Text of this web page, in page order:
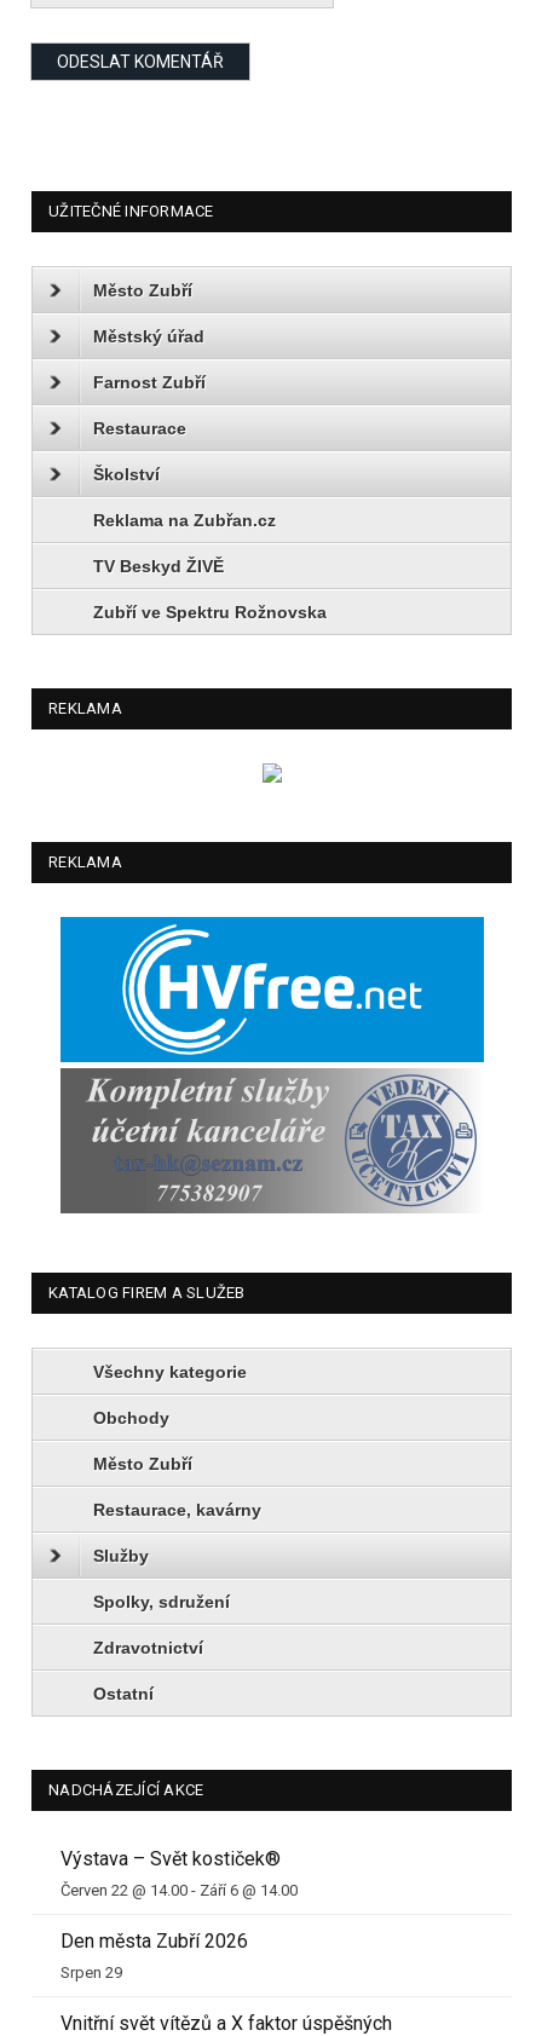
UŽITEČNÉ INFORMACE
Město Zubří
Městský úřad
Farnost Zubří
Restaurace
Školství
Reklama na Zubřan.cz
TV Beskyd ŽIVĚ
Zubří ve Spektru Rožnovska
REKLAMA
REKLAMA
KATALOG FIREM A SLUŽEB
Všechny kategorie
Obchody
Město Zubří
Restaurace, kavárny
Služby
Spolky, sdružení
Zdravotnictví
Ostatní
NADCHÁZEJÍCÍ AKCE
Výstava – Svět kostiček®
Červen 22 @ 14.00 - Září 6 @ 14.00
Den města Zubří 2026
Srpen 29
Vnitřní svět vítězů a X faktor úspěšných